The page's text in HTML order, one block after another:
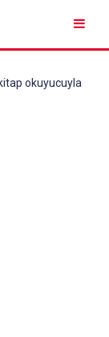
okuyucuyla